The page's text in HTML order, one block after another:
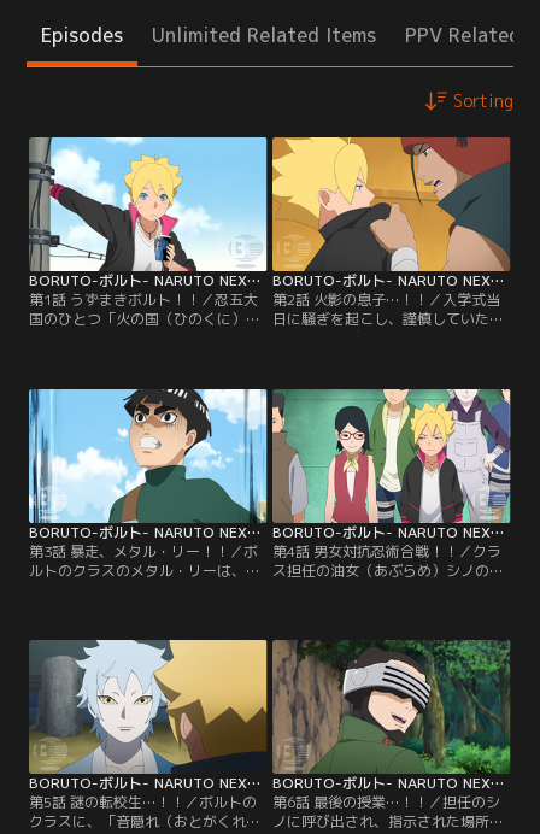
Episodes Unlimited Related Items PPV Related
Sorting
BORUTO-ボルト- NARUTO NEXT GENERATIONS 第001話
第1話 うずまきボルト！！／忍五大
国のひとつ「火の国（ひのくに）」
（ほかげ）・うずまきナルトを父に
持つ少年だ。ある日ボルトは、不良
たちに絡まれていた少年・雷門デン
キを助ける。力も気も弱いデンキ
は、不良たちばかりか自分の父親に
反発することもできないでいた…。
【提供：バンダイチャンネル】
BORUTO-ボルト- NARUTO NEXT GENERATIONS 第002話
第2話 火影の息子…！！／入学式当
日に騒ぎを起こし、謹慎していたボ
ルトがアカデミーに初登校した。だ
分を受けたボルトにクラスメイトの
目は冷たい。そんな中ボルトはクラ
スメイトのひとり、結乃（ゆいの）
イワベエにケンカを売られる。イワ
ベエは優れた戦闘センスを持ちなが
ら、素行の悪さが原因で…。【提
供：バンダイチャンネル】
BORUTO-ボルト- NARUTO NEXT GENERATIONS 第003話
第3話 暴走、メタル・リー！！／ボ
ルトのクラスのメタル・リーは、と
できなくなる。そんなメタルにある
日クラスメイトの奈良（なら）シカ
ダイが心無い一言を言ってしまう。
悪気はなかったシカダイだが、翌
日、怒ったメタルがシカダイに戦い
を仕掛け…。【提供：バンダイチャ
ンネル】
BORUTO-ボルト- NARUTO NEXT GENERATIONS 第004話
第4話 男女対抗忍術合戦！！／クラ
ス担任の油女（あぶらめ）シノの提
向かうボルトたち男子チームだが、
途中に仕掛けられたトラップや、う
ちはサラダ、秋道（あきみち）チョ
ウチョウを中心とした女子チームに
行く手を阻まれ大苦戦する…。【提
供：バンダイチャンネル】
BORUTO-ボルト- NARUTO NEXT GENERATIONS 第005話
第5話 謎の転校生…！！／ボルトの
クラスに、「音隠れ（おとがくれ）
BORUTO-ボルト- NARUTO NEXT GENERATIONS 第006話
第6話 最後の授業…！！／担任のシ
ノに呼び出され、指示された場所ま